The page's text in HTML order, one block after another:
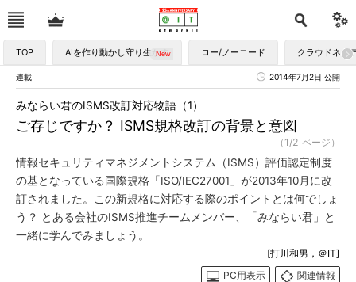
TOP AIを作り動かし守り生かす ロー/ノーコード クラウドネイ
連載 2014年7月2日 公開
ご存じですか？ ISMS規格改訂の背景と意図
みならい君のISMS改訂対応物語（1）
（1/2 ページ）
情報セキュリティマネジメントシステム（ISMS）評価認定制度
の基となっている国際規格「ISO/IEC27001」が2013年10月に改
訂されました。この新規格に対応する際のポイントとは何でしょ
う？ とある会社のISMS推進チームメンバー、「みならい君」と
一緒に学んでみましょう。
[打川和男，＠IT]
PC用表示
関連情報